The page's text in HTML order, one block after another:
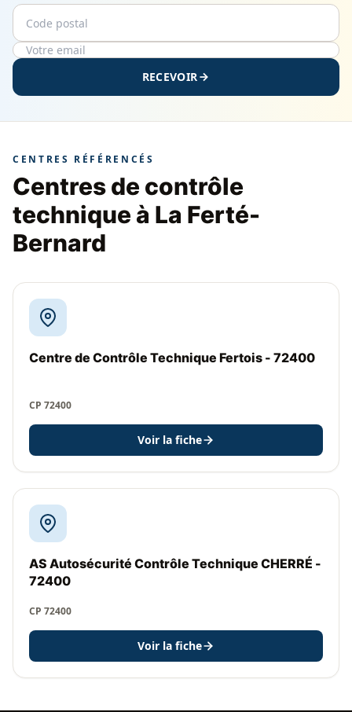
Code postal
Email
RECEVOIR
CENTRES RÉFÉRENCÉS
Centres de contrôle
technique à La Ferté-
Bernard
Centre de Contrôle Technique Fertois - 72400
CP 72400
Voir la fiche
AS Autosécurité Contrôle Technique CHERRÉ -
72400
CP 72400
Voir la fiche